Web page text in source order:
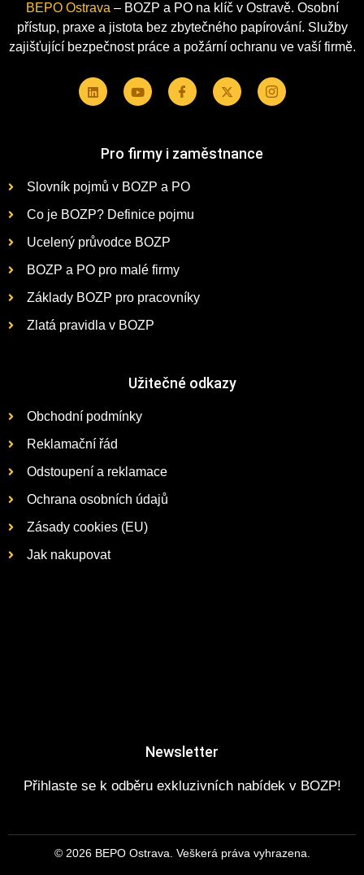
BEPO Ostrava – BOZP a PO na klíč v Ostravě. Osobní
přístup, praxe a jistota bez zbytečného papírování. Služby
zajišťující bezpečnost práce a požární ochranu ve vaší firmě.
Pro firmy i zaměstnance
Slovník pojmů v BOZP a PO
Co je BOZP? Definice pojmu
Ucelený průvodce BOZP
BOZP a PO pro malé firmy
Základy BOZP pro pracovníky
Zlatá pravidla v BOZP
Užitečné odkazy
Obchodní podmínky
Reklamační řád
Odstoupení a reklamace
Ochrana osobních údajů
Zásady cookies (EU)
Jak nakupovat
Newsletter
Přihlaste se k odběru exkluzivních nabídek v BOZP!
© 2026 BEPO Ostrava. Veškerá práva vyhrazena.